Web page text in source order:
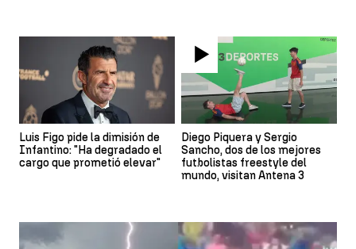
Luis Figo pide la dimisión de
Infantino: "Ha degradado el
cargo que prometió elevar"
Diego Piquera y Sergio
Sancho, dos de los mejores
futbolistas freestyle del
mundo, visitan Antena 3